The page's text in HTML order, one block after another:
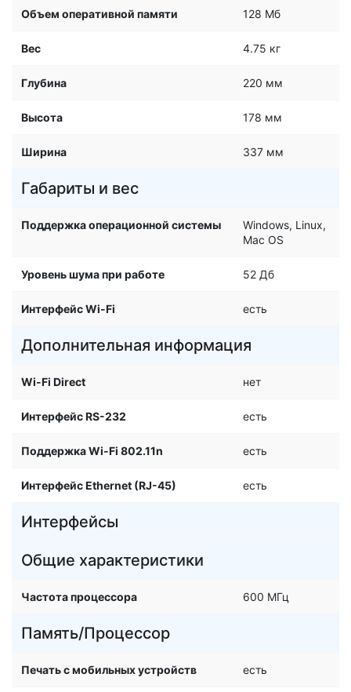
Объем оперативной памяти 128 Мб
Вес 4.75 кг
Глубина 220 мм
Высота 178 мм
Ширина 337 мм
Габариты и вес
Поддержка операционной системы
Windows, Linux,
Mac OS
Уровень шума при работе 52 Дб
Интерфейс Wi-Fi есть
Дополнительная информация
Wi-Fi Direct нет
Интерфейс RS-232 есть
Поддержка Wi-Fi 802.11n есть
Интерфейс Ethernet (RJ-45) есть
Интерфейсы
Общие характеристики
Частота процессора 600 МГц
Память/Процессор
Печать с мобильных устройств есть